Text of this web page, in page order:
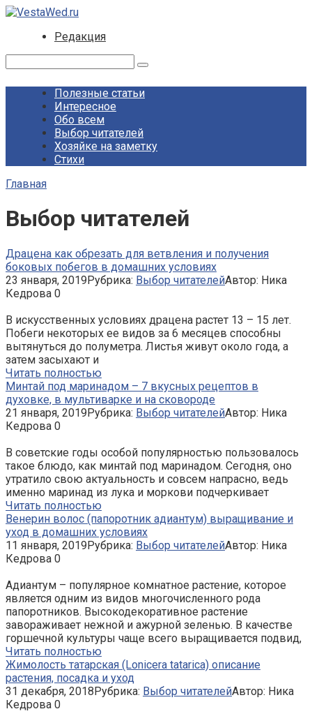
Перейти
контенту
Редакция
Полезные статьи
Интересное
Обо всем
Выбор читателей
Хозяйке на заметку
Стихи
Главная
Выбор читателей
Драцена как обрезать для ветвления и получения
боковых побегов в домашних условиях
23 января, 2019Рубрика: Выбор читателейАвтор: Ника
Кедрова 0
В искусственных условиях драцена растет 13 – 15 лет.
Побеги некоторых ее видов за 6 месяцев способны
вытянуться до полуметра. Листья живут около года, а
затем засыхают и
Читать полностью
Минтай под маринадом – 7 вкусных рецептов в
духовке, в мультиварке и на сковороде
21 января, 2019Рубрика: Выбор читателейАвтор: Ника
Кедрова 0
В советские годы особой популярностью пользовалось
такое блюдо, как минтай под маринадом. Сегодня, оно
утратило свою актуальность и совсем напрасно, ведь
именно маринад из лука и моркови подчеркивает
Читать полностью
Венерин волос (папоротник адиантум) выращивание и
уход в домашних условиях
11 января, 2019Рубрика: Выбор читателейАвтор: Ника
Кедрова 0
Адиантум – популярное комнатное растение, которое
является одним из видов многочисленного рода
папоротников. Высокодекоративное растение
завораживает нежной и ажурной зеленью. В качестве
горшечной культуры чаще всего выращивается подвид,
Читать полностью
Жимолость татарская (Lonicera tatarica) описание
растения, посадка и уход
31 декабря, 2018Рубрика: Выбор читателейАвтор: Ника
Кедрова 0